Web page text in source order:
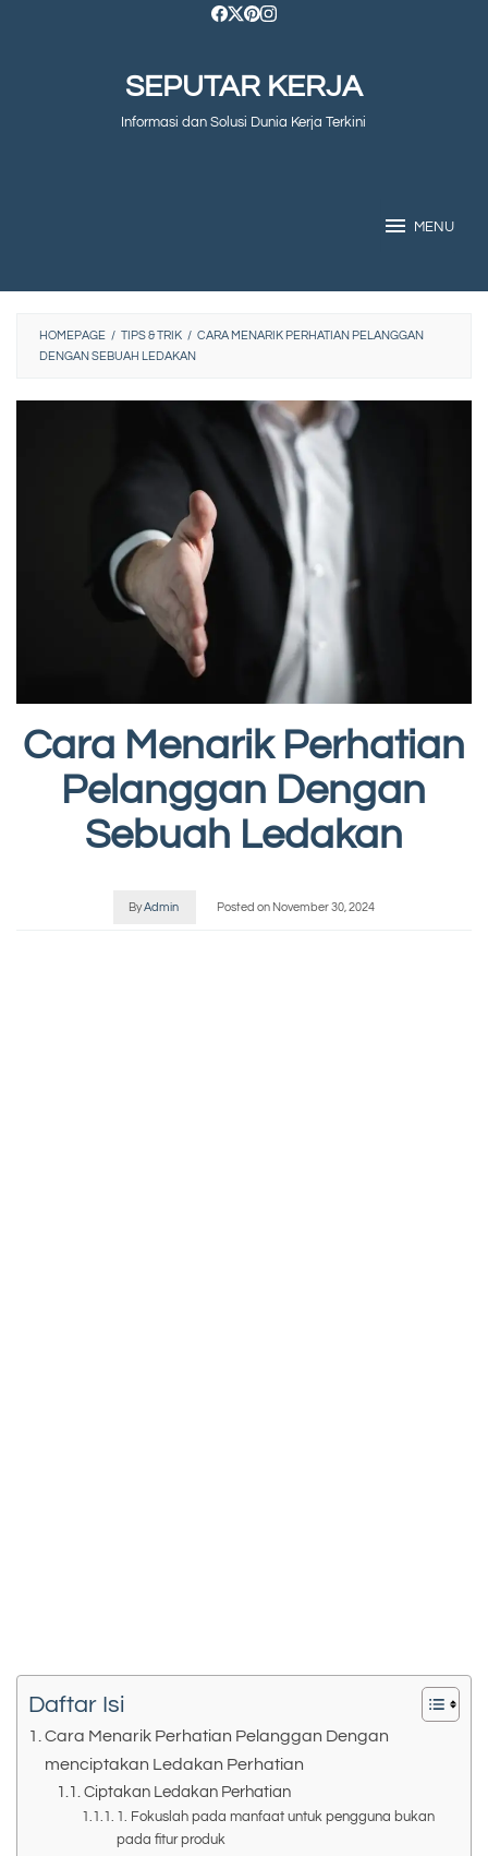
SEPUTAR KERJA
Informasi dan Solusi Dunia Kerja Terkini
MENU
HOMEPAGE / TIPS & TRIK / CARA MENARIK PERHATIAN PELANGGAN
DENGAN SEBUAH LEDAKAN
Cara Menarik Perhatian
Pelanggan Dengan
Sebuah Ledakan
ByAdmin Posted on November 30, 2024
Daftar Isi
Cara Menarik Perhatian Pelanggan Dengan
menciptakan Ledakan Perhatian
Ciptakan Ledakan Perhatian
1. Fokuslah pada manfaat untuk pengguna bukan
pada fitur produk